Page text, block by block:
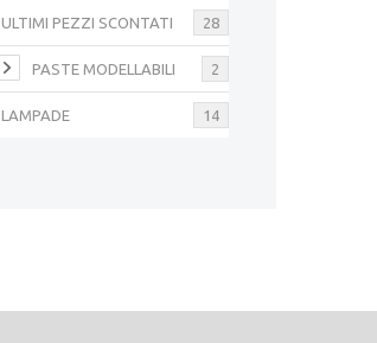
ULTIMI PEZZI SCONTATI 28
PASTE MODELLABILI 2
LAMPADE 14